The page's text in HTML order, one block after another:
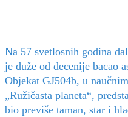
Na 57 svetlosnih godina
je duže od decenije bacao
Objekat GJ504b, u
„Ružičasta planeta“,
bio previše taman, star i